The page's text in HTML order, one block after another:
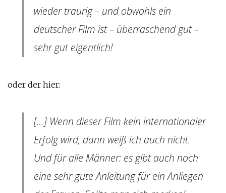
wieder traurig – und obwohls ein
deutscher Film ist – überraschend gut –
sehr gut eigentlich!
oder der hier:
[…] Wenn dieser Film kein internationaler
Erfolg wird, dann weiß ich auch nicht.
Und für alle Männer: es gibt auch noch
eine sehr gute Anleitung für ein Anliegen